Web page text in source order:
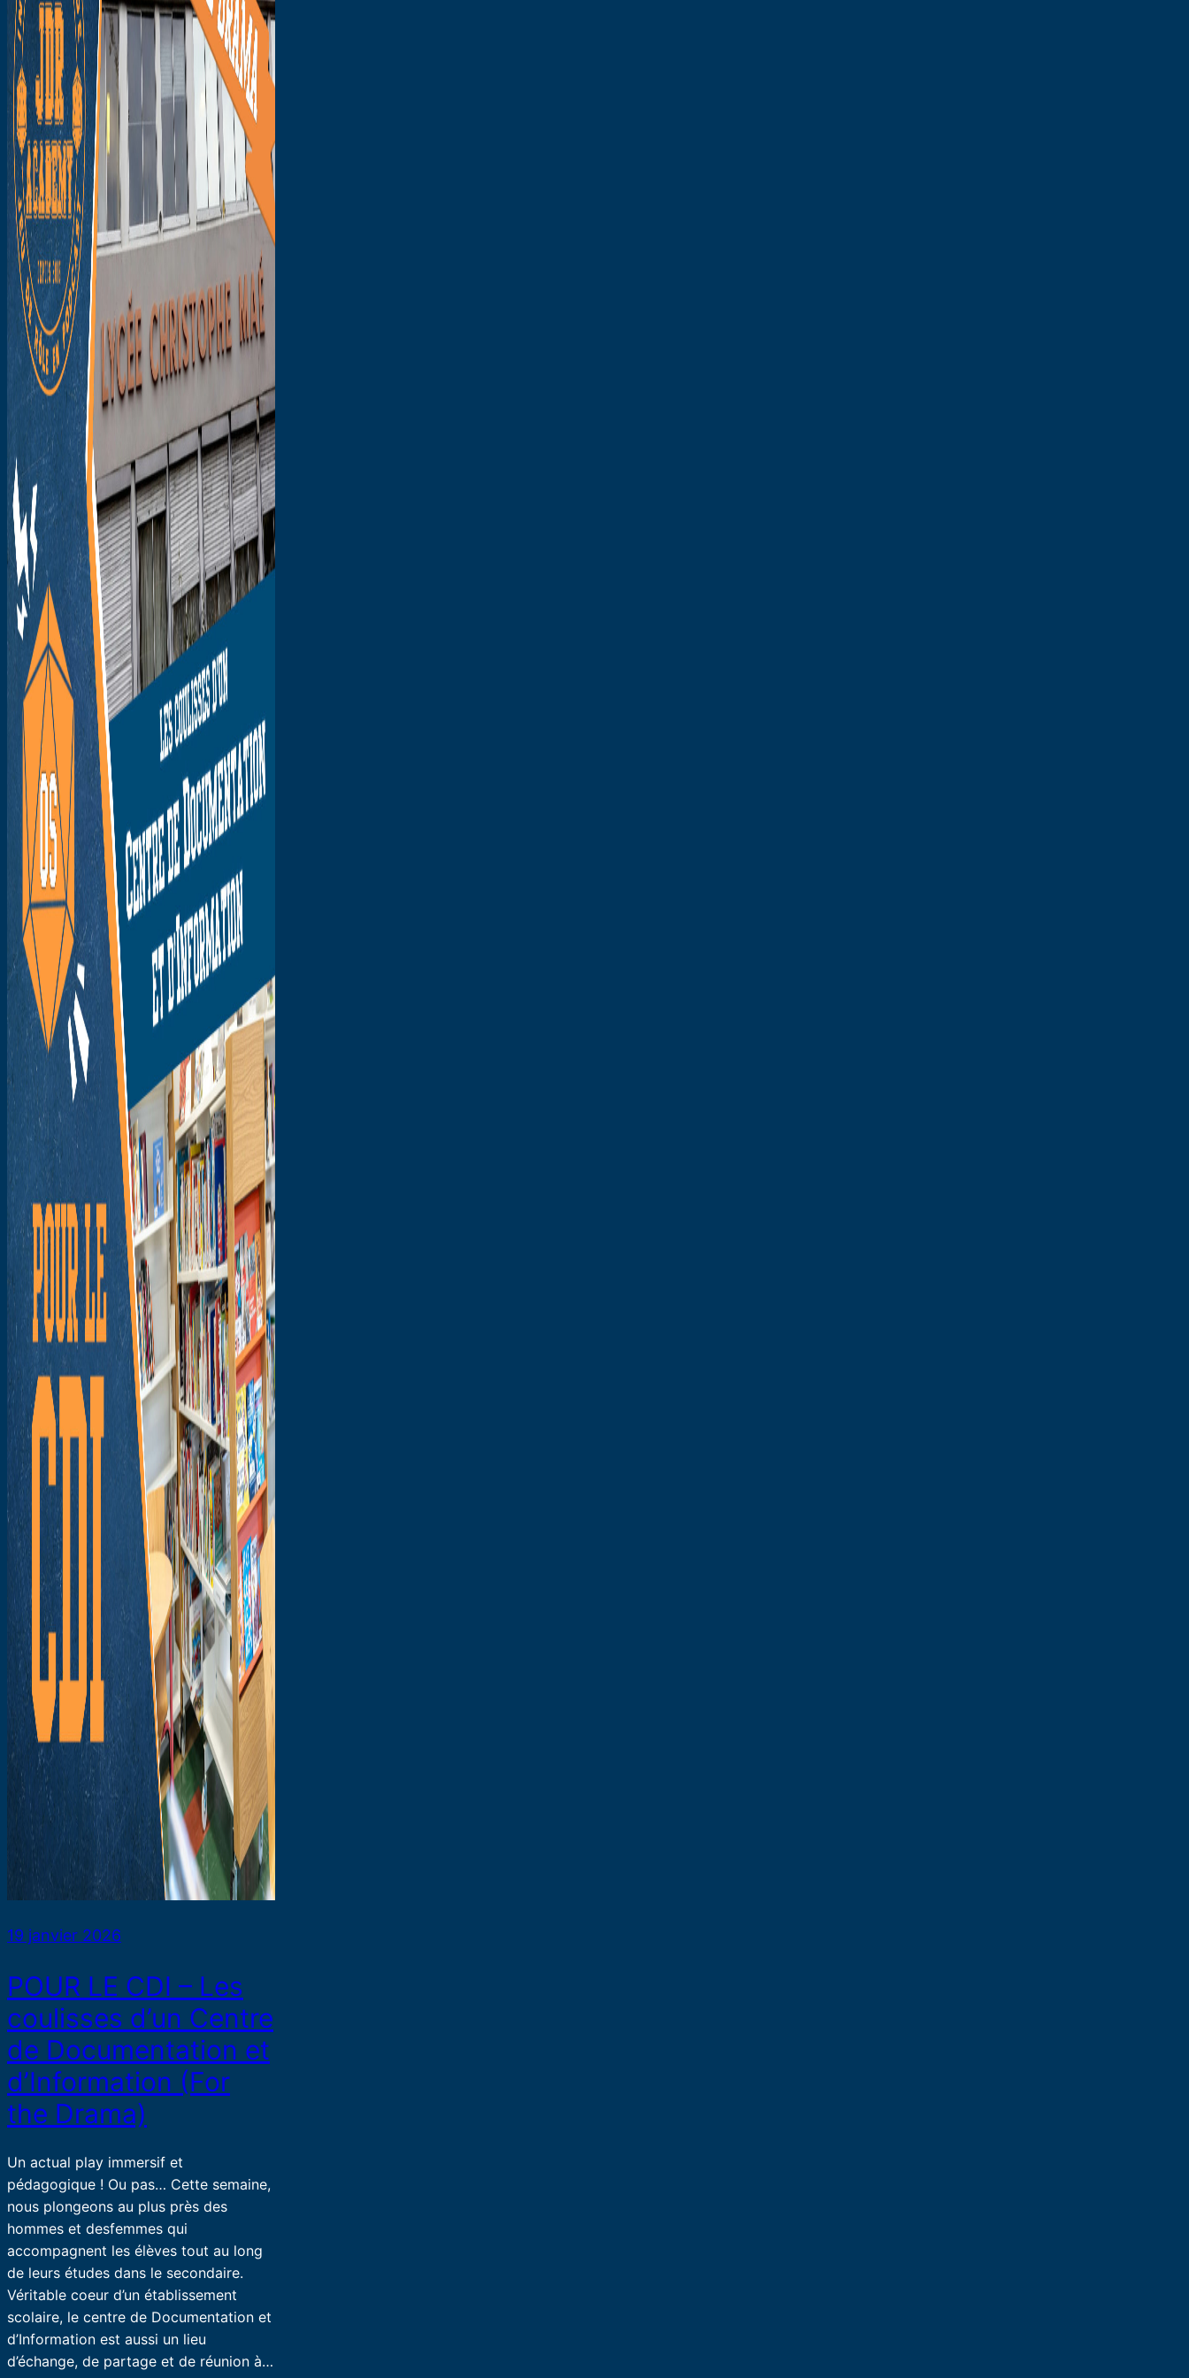
19 janvier 2026
POUR LE CDI – Les
coulisses d’un Centre
de Documentation et
d’Information (For
the Drama)
Un actual play immersif et
pédagogique ! Ou pas… Cette semaine,
nous plongeons au plus près des
hommes et desfemmes qui
accompagnent les élèves tout au long
de leurs études dans le secondaire.
Véritable coeur d’un établissement
scolaire, le centre de Documentation et
d’Information est aussi un lieu
d’échange, de partage et de réunion à…